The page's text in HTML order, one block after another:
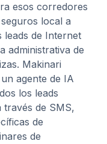
esos corredores
local a
leads de Internet
administrativa de
Makinari
agente de IA
los leads
través de SMS,
de
de